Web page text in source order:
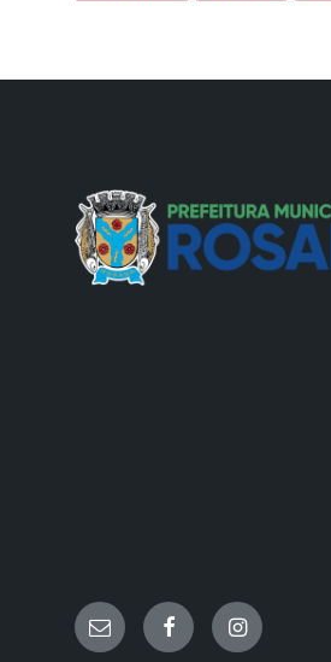
E- FacebookInstagram